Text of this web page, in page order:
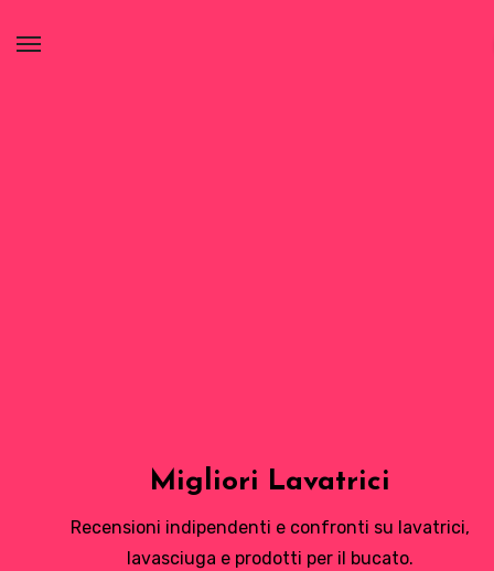
Migliori Lavatrici
Recensioni indipendenti e confronti su lavatrici,
lavasciuga e prodotti per il bucato.